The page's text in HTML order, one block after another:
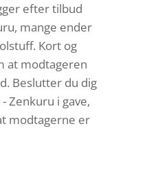
efter tilbud
mange ender
Kort og
at modtageren
Beslutter du dig
Zenkuru i gave,
modtagerne er